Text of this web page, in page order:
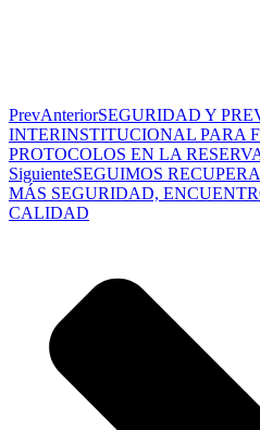
PrevAnteriorSEGURIDAD Y
INTERINSTITUCIONAL PARA
PROTOCOLOS EN LA
SiguienteSEGUIMOS
MÁS SEGURIDAD,
CALIDAD